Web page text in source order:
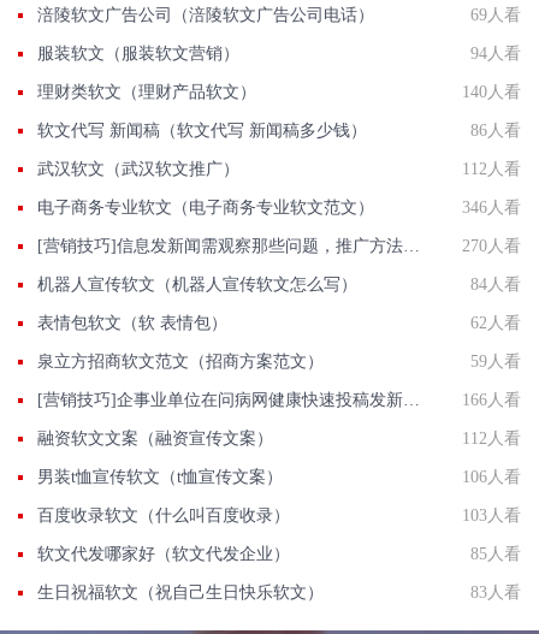
涪陵软文广告公司（涪陵软文广告公司电话） 69人看
服装软文（服装软文营销） 94人看
理财类软文（理财产品软文） 140人看
软文代写 新闻稿（软文代写 新闻稿多少钱） 86人看
武汉软文（武汉软文推广） 112人看
电子商务专业软文（电子商务专业软文范文） 346人看
270人看
机器人宣传软文（机器人宣传软文怎么写） 84人看
表情包软文（软 表情包） 62人看
泉立方招商软文范文（招商方案范文） 59人看
166人看
融资软文文案（融资宣传文案） 112人看
男装t恤宣传软文（t恤宣传文案） 106人看
百度收录软文（什么叫百度收录） 103人看
软文代发哪家好（软文代发企业） 85人看
生日祝福软文（祝自己生日快乐软文） 83人看